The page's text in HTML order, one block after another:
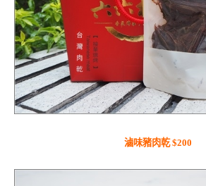
滷味豬肉乾 $200